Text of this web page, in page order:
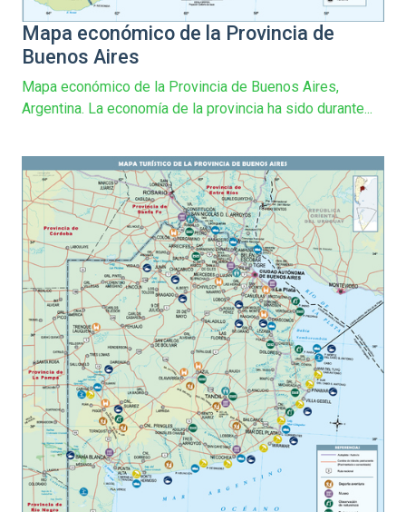
Mapa económico de la Provincia de
Buenos Aires
Mapa económico de la Provincia de Buenos Aires,
Argentina. La economía de la provincia ha sido durante...